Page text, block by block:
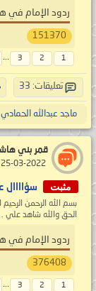
ردود الإمام في
151370
1
2
3
...
تعليقات: 33
ماجد عبدالله الحمادي
قمر بني
مثبت سؤاااال
بسم الله الرحمن
الحق والله شاهد علي
ردود الإمام في
376408
1
2
3
...